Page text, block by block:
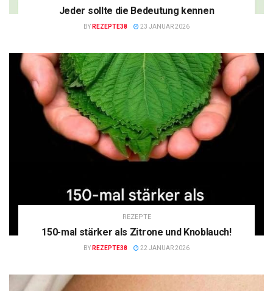
Jeder sollte die Bedeutung kennen
BY REZEPTE38 23 JANUAR 2026
REZEPTE
150-mal stärker als Zitrone und Knoblauch!
BY REZEPTE38 22 JANUAR 2026